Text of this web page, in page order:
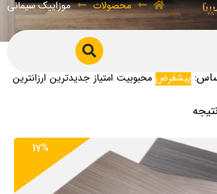
محصولات موزاییک سیمانی
پیشفرض محبوبیت امتیاز جدیدترین ارزانترین
17%